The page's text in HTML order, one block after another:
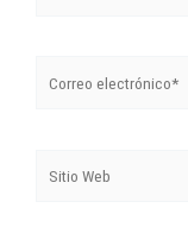
electrónico*
Web